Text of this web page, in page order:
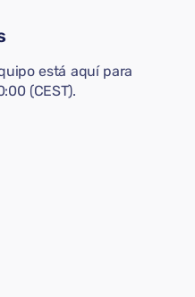
está aquí para
(CEST).